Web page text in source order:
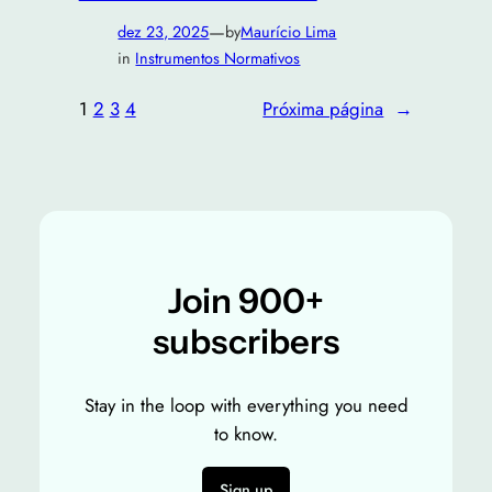
dez 23, 2025—byMaurício Lima
in Instrumentos Normativos
1 2 3 4 Próxima página →
Join 900+
subscribers
Stay in the loop with everything you need
to know.